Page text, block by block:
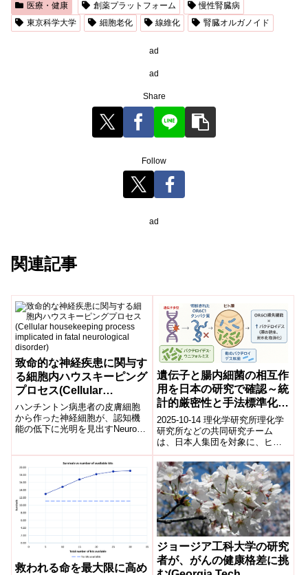
医療・健康 創薬プラットフォーム
慢性腎臓病
東京科学大学
細胞老化 線維化 腎臓オルガノイド
ad
ad
Share
Follow
ad
関連記事
致命的な神経疾患に関与す
る細胞内ハウスキーピング
プロセス(Cellular
housekeeping process
implicated in fatal
neurological disorder)
ハンチントン病患者の皮膚細胞
から作った神経細胞が、認知機
能の低下に光明を見出すNeurons
遺伝子と腸内細菌の相互作
用を日本の研究で確認～統
計的厳密性と手法標準化の
重要性を強調～
2025-10-14 理化学研究所理化学
研究所などの共同研究チーム
は、日本人集団を対象に、ヒト
遺伝子と腸内細菌叢の相互作用
を初めて体系的に解析した。嗅
覚受容体遺...
救われる命を最大限に高め
ジョージア工科大学の研究
者が、がんの健康格差に挑